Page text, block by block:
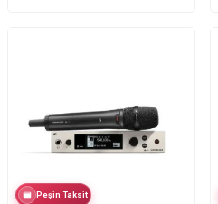
Peşin Taksit